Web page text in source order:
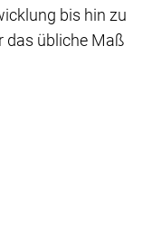
bis hin zu
das übliche Maß